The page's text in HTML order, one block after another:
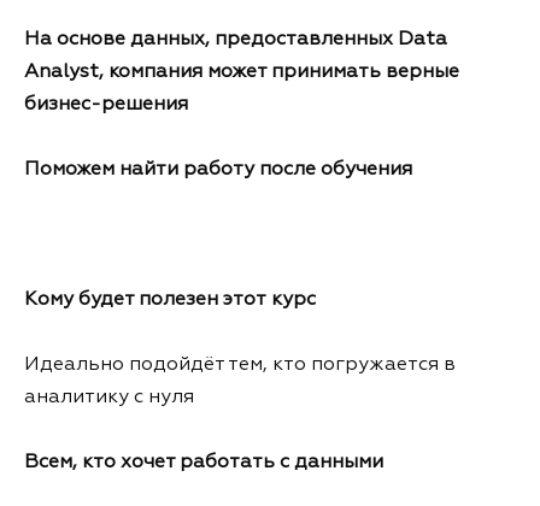
На основе данных, предоставленных Data
Analyst, компания может принимать верные
бизнес-решения
Поможем найти работу после обучения
Кому будет полезен этот курс
Идеально подойдёт тем, кто погружается в
аналитику с нуля
Всем, кто хочет работать с данными